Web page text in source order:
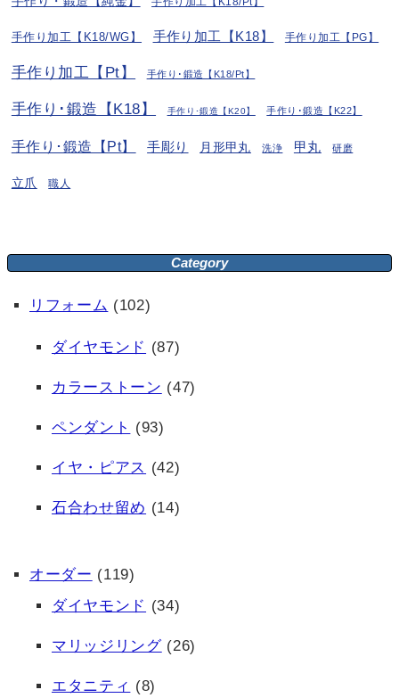
手作り加工【K18/WG】 手作り加工【K18】 手作り加工【PG】
手作り加工【Pt】 手作り･鍛造【K18/Pt】
手作り･鍛造【K18】 手作り･鍛造【K20】 手作り･鍛造【K22】
手作り･鍛造【Pt】 手彫り 月形甲丸 洗浄 甲丸 研磨
立爪 職人
Category
リフォーム (102)
ダイヤモンド (87)
カラーストーン (47)
ペンダント (93)
イヤ・ピアス (42)
石合わせ留め (14)
オーダー (119)
ダイヤモンド (34)
マリッジリング(26)
エタニティ (8)